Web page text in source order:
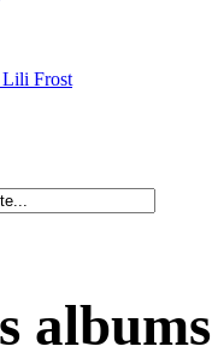
Lili Frost
albums